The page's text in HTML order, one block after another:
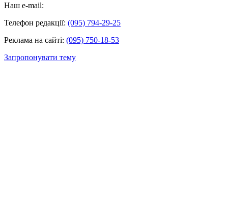
Наш e-mail:
Телефон редакції: (095) 794-29-25
Реклама на сайті: (095) 750-18-53
Запропонувати тему